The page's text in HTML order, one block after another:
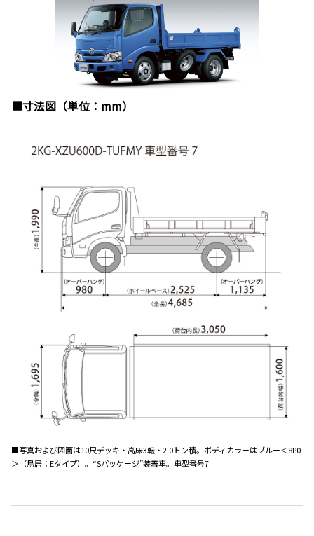
■寸法図（単位：mm）
■写真および図面は10尺デッキ・高床3転・2.0トン積。ボディカラーはブルー＜8P0
＞（鳥居：Eタイプ）。“Sパッケージ”装着車。車型番号7